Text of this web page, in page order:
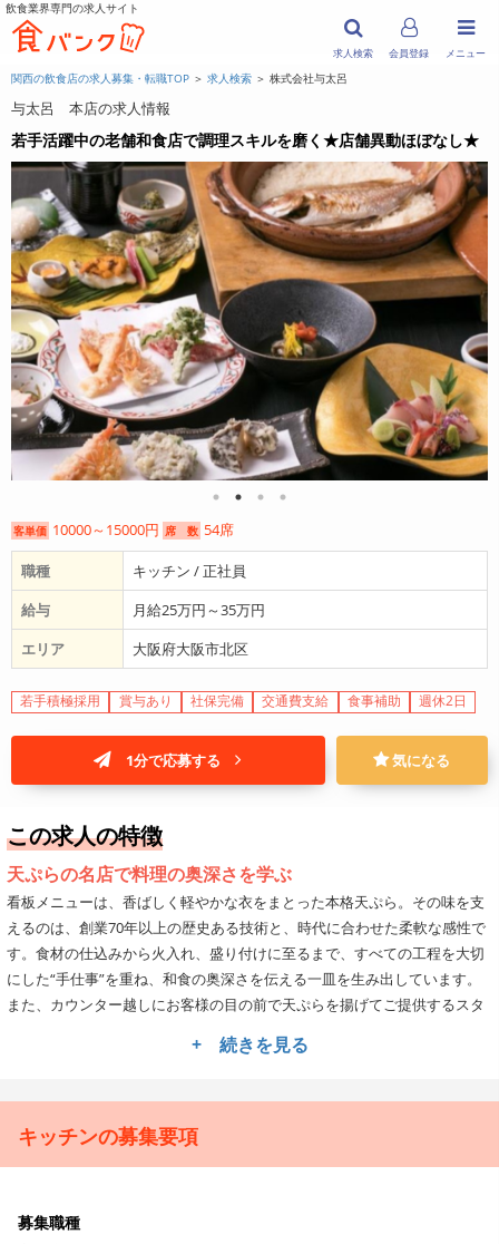
飲食業界専門の求人サイト
メニュー
求人検索 会員登録
関西の飲食店の求人募集・転職TOP ＞ 求人検索 ＞ 株式会社与太呂
与太呂 本店の求人情報
若手活躍中の老舗和食店で調理スキルを磨く★店舗異動ほぼなし★
客単価 10000～15000円 席 数 54席
職種
キッチン / 正社員
給与
月給25万円～35万円
エリア
大阪府大阪市北区
若手積極採用 賞与あり 社保完備 交通費支給 食事補助 週休2日
1分で応募する 気になる
この求人の特徴
天ぷらの名店で料理の奥深さを学ぶ
看板メニューは、香ばしく軽やかな衣をまとった本格天ぷら。その味を支
えるのは、創業70年以上の歴史ある技術と、時代に合わせた柔軟な感性で
す。食材の仕込みから火入れ、盛り付けに至るまで、すべての工程を大切
にした“手仕事”を重ね、和食の奥深さを伝える一皿を生み出しています。
また、カウンター越しにお客様の目の前で天ぷらを揚げてご提供するスタ
すめの食べ方をお伝えしながら、お客様の反応を直接感じられるのもこの
野菜の切り方から、天ぷらの揚げ方まで。丁寧に技術を継承
お任せするのは、仕込み、調理、盛り付け、揚げ場など、キッチン内での
していただきます。揚げ物一つとっても、素材・油・衣の状態を見極める
+ 続きを見る
キッチンの募集要項
募集職種